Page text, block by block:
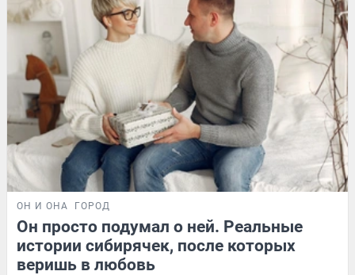
ОН И ОНА ГОРОД
Он просто подумал о ней. Реальные
истории сибирячек, после которых
веришь в любовь